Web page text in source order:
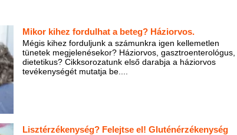
Mikor kihez fordulhat a beteg? Háziorvos.
Mégis kihez forduljunk a számunkra igen kellemetlen
tünetek megjelenésekor? Háziorvos, gasztroenterológus,
dietetikus? Cikksorozatunk első darabja a háziorvos
tevékenységét mutatja be....
Lisztérzékenység? Felejtse el! Gluténérzékenység